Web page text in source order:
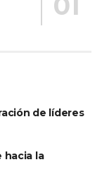
de líderes
hacia la